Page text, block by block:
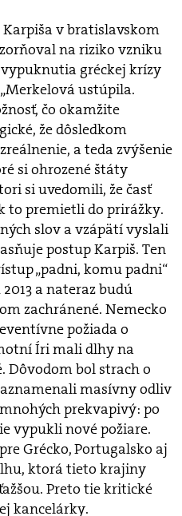
v bratislavskom
na riziko vzniku
gréckej krízy
ustúpila.
čo okamžite
že dôsledkom
a teda zvýšenie
si ohrozené štáty
si uvedomili, že časť
to premietli do prirážky.
slov a vzápätí vyslali
postup Karpiš. Ten
„padni, komu padni“
a nateraz budú
zachránené. Nemecko
požiada o
Íri mali dlhy na
Dôvodom bol strach o
masívny odliv
prekvapivý: po
vypukli nové požiare.
Grécko, Portugalsko aj
ktorá tieto krajiny
Preto tie kritické
kancelárky.